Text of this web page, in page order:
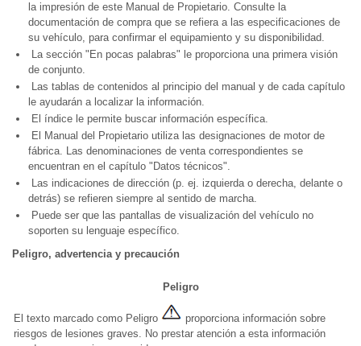
la impresión de este Manual de Propietario. Consulte la
documentación de compra que se refiera a las especificaciones de
su vehículo, para confirmar el equipamiento y su disponibilidad.
La sección "En pocas palabras" le proporciona una primera visión
de conjunto.
Las tablas de contenidos al principio del manual y de cada capítulo
le ayudarán a localizar la información.
El índice le permite buscar información específica.
El Manual del Propietario utiliza las designaciones de motor de
fábrica. Las denominaciones de venta correspondientes se
encuentran en el capítulo "Datos técnicos".
Las indicaciones de dirección (p. ej. izquierda o derecha, delante o
detrás) se refieren siempre al sentido de marcha.
Puede ser que las pantallas de visualización del vehículo no
soporten su lenguaje específico.
Peligro, advertencia y precaución
Peligro
El texto marcado como Peligro
proporciona información sobre
riesgos de lesiones graves. No prestar atención a esta información